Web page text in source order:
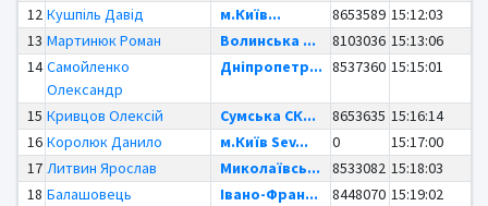
12 Кушпіль Давід м.Київ... 8653589 15:12:03
13 Мартинюк Роман Волинська ... 8103036 15:13:06
14 Самойленко
Олександр
Дніпропетр... 8537360 15:15:01
15 Кривцов Олексій Сумська СК... 8653635 15:16:14
16 Королюк Данило м.Київ Sev... 0
15:17:00
17 Литвин Ярослав Миколаївсь... 8533082 15:18:03
18 Балашовець
Івано-Фран... 8448070 15:19:02